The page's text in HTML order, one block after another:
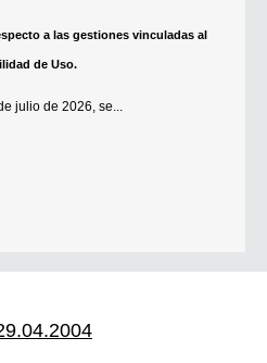
a las gestiones vinculadas al
de Uso.
julio de 2026, se...